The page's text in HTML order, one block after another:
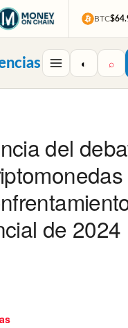
BTC
◐ ⌕
del
de 2024